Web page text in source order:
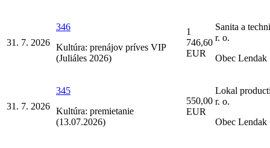
31. 7. 2026
346
Kultúra: prenájov príves VIP
(Juliáles 2026)
1
746,60
EUR
Sanita a
r. o.
Obec Lendak
31. 7. 2026
345
Kultúra: premietanie
(13.07.2026)
550,00
EUR
Lokal
r. o.
Obec Lendak